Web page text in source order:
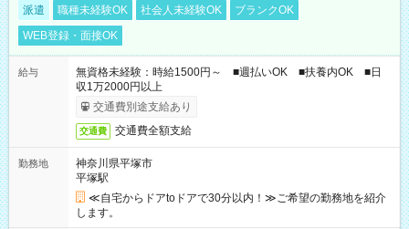
派遣 職種未経験OK 社会人未経験OK
ブランクOK
WEB登録・面接OK
給与
無資格未経験：時給1500円～ ■週払いOK ■扶養内OK ■日
収1万2000円以上
交通費別途支給あり
交通費 交通費全額支給
勤務地
神奈川県平塚市
平塚駅
≪自宅からドアtoドアで30分以内！≫ご希望の勤務地を紹介
します。